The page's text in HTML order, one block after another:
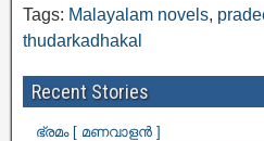
Tags: Malayalam novels,
thudarkadhakal
Recent Stories
ഭ്രമം [ മണവാളൻ ]